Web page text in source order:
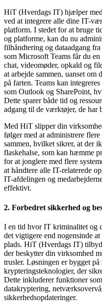
HiT (Hverdags IT) hjælper
ved at integrere alle dine IT-
platform. I stedet for at bruge
og platforme, kan du nu
filhåndtering og dataadgang
som Microsoft Teams får du
chat, videomøder, opkald og
at arbejde sammen, uanset om
på farten. Teams kan
som Outlook og SharePoint,
Dette sparer både tid og
adgang til de værktøjer, de har
Med HiT slipper din
følger med at administrere
sammen, hvilket sikrer, at der
flaskehalse, som kan hæmme
for at jonglere med flere
at håndtere alle IT-relaterede
IT-afdelingen og
effektivt.
2. Forbedret sikkerhed og
I en tid hvor IT kriminalitet og
det vigtigere end nogensinde
plads. HiT (Hverdags IT)
der beskytter din virksomhed
trusler. Løsningen er bygget
krypteringsteknologier, der
Dette inkluderer funktioner
datakryptering,
sikkerhedsopdateringer.